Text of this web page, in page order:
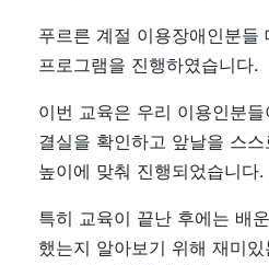
푸르른 계절 이용장애인분들
프로그램을 진행하였습니다.
이번 교육은 우리 이용인분
결실을 확인하고 앞날을 스
높이에 맞춰 진행되었습니다.
특히 교육이 끝난 후에는 배
했는지 알아보기 위해 재미